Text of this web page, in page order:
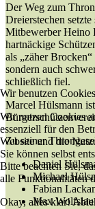
Der Weg zum
Dreierstechen
Mitbewerber Heino
hartnäckige
als „zäher
sondern auch
schließlich fiel.
Marcel Hülsmann
Zu seiner
Daniel
Michael
Fabian
Max
Wir benutzen Cookies
Wir nutzen Cookies
essenziell für den
Website und die
Sie können selbst
Bitte beachten Sie,
alle Funktionalitäten
Okay, alles klar!